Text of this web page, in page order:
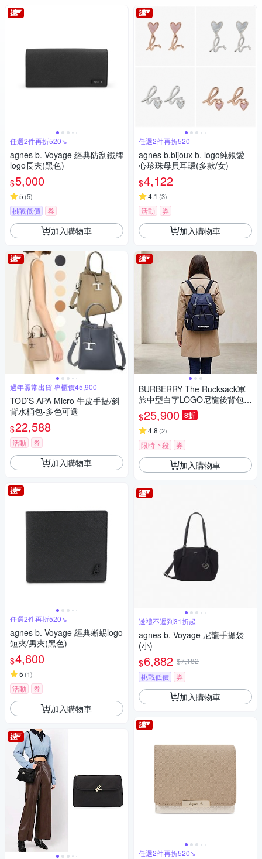
任選2件再折520↘
agnes b. Voyage 經典防刮鐵牌
logo長夾(黑色)
$5,000
5 (5)
挑戰低價 券
加入購物車
過年照常出貨 專櫃價45,900
TOD’S APA Micro 牛皮手提/斜
背水桶包-多色可選
$22,588
活動 券
加入購物車
任選2件再折520↘
agnes b. Voyage 經典蜥蜴logo
短夾/男夾(黑色)
$4,600
5 (1)
活動 券
加入購物車
任選2件再折520
agnes b.bijoux b. logo純銀愛
心珍珠母貝耳環(多款/女)
$4,122
4.1 (3)
活動 券
加入購物車
BURBERRY The Rucksack軍
旅中型白字LOGO尼龍後背包
(深藍)
$25,900 8折
4.8 (2)
限時下殺 券
加入購物車
送禮不遲到31折起
agnes b. Voyage 尼龍手提袋
(小)
$6,882 $7,182
挑戰低價
券
加入購物車
任選2件再折520↘